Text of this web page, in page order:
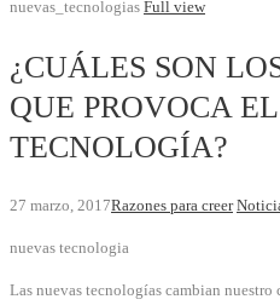
nuevas_tecnologias Full view
¿CUÁLES SON
QUE PROVOCA
TECNOLOGÍA?
27 marzo, 2017Razones para creer
nuevas tecnologia
Las nuevas tecnologías cambian